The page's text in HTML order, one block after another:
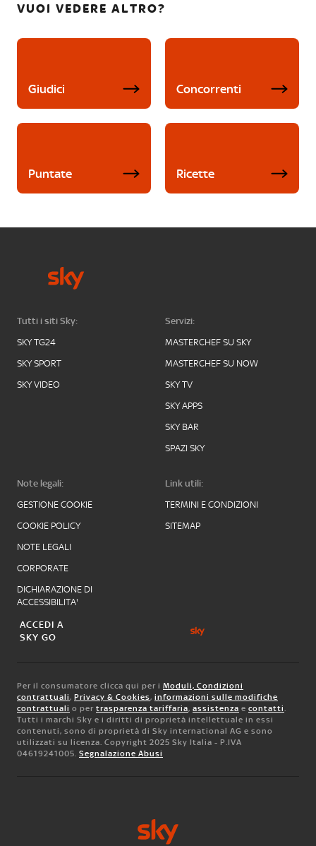
VUOI VEDERE ALTRO?
Giudici Concorrenti
Puntate Ricette
Tutti i siti Sky:
SKY TG24
SKY SPORT
SKY VIDEO
Servizi:
MASTERCHEF SU SKY
MASTERCHEF SU NOW
SKY TV
SKY APPS
SKY BAR
SPAZI SKY
Note legali:
GESTIONE COOKIE
COOKIE POLICY
NOTE LEGALI
CORPORATE
DICHIARAZIONE DI
ACCESSIBILITA'
Link utili:
TERMINI E CONDIZIONI
SITEMAP
ACCEDI A
SKY GO
Per il consumatore clicca qui per i Moduli, Condizioni
contrattuali, Privacy & Cookies, informazioni sulle modifiche
contrattuali o per trasparenza tariffaria, assistenza e contatti.
Tutti i marchi Sky e i diritti di proprietà intellettuale in essi
contenuti, sono di proprietà di Sky international AG e sono
utilizzati su licenza. Copyright 2025 Sky Italia - P.IVA
04619241005. Segnalazione Abusi